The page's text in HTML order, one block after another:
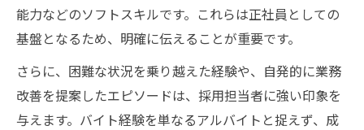
能力などのソフトスキルです。これらは正社員としての
基盤となるため、明確に伝えることが重要です。
さらに、困難な状況を乗り越えた経験や、自発的に業務
改善を提案したエピソードは、採用担当者に強い印象を
与えます。バイト経験を単なるアルバイトと捉えず、成